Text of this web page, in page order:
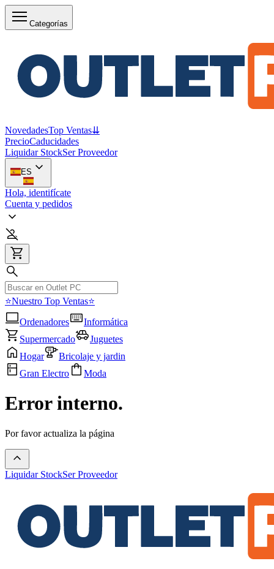
Categorías
NovedadesTop Ventas⇊
PrecioCaducidades
Liquidar StockSer Proveedor
ES
Hola, identifícate
Cuenta y pedidos
⭐Nuestro Top Ventas⭐
Ordenadores
Informática
Supermercado
Juguetes
Hogar
Bricolaje y jardin
Gran Electro
Moda
Error interno.
Por favor actualiza la página
Liquidar StockSer Proveedor